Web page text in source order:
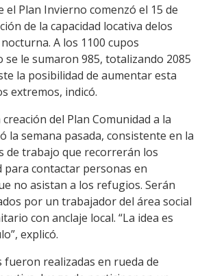
el Plan Invierno comenzó el 15 de
de la capacidad locativa delos
A los 1100 cupos
se le sumaron 985, totalizando 2085
la posibilidad de aumentar esta
extremos, indicó.
del Plan Comunidad a la
la semana pasada, consistente en la
de trabajo que recorrerán los
para contactar personas en
no asistan a los refugios. Serán
por un trabajador del área social
con anclaje local. “La idea es
explicó.
fueron realizadas en rueda de